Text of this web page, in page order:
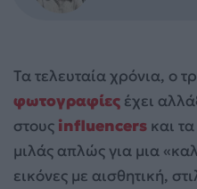
Τα τελευταία χρόνια, ο
φωτογραφίες έχει
στους influencers και τα
μιλάς απλώς για μια
εικόνες με αισθητική,